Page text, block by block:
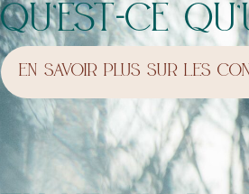
qu’est-ce
EN SAVOIR PLUS SUR LES